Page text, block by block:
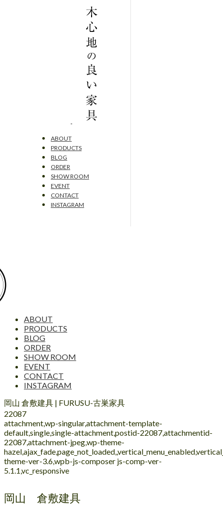
ABOUT
PRODUCTS
BLOG
ORDER
SHOW ROOM
EVENT
CONTACT
INSTAGRAM
ABOUT
PRODUCTS
BLOG
ORDER
SHOW ROOM
EVENT
CONTACT
INSTAGRAM
岡山 倉敷建具 | FURUSU-古巣家具
22087
attachment,wp-singular,attachment-template-
default,single,single-attachment,postid-22087,attachmentid-
22087,attachment-jpeg,wp-theme-
theme-ver-3.6,wpb-js-composer js-comp-ver-
5.1.1,vc_responsive
岡山 倉敷建具